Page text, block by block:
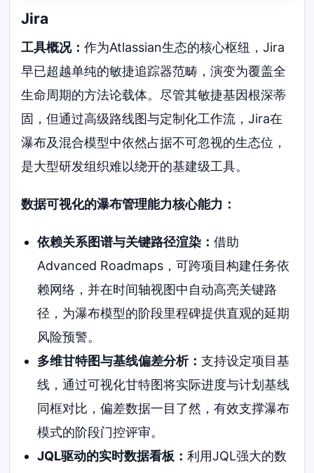
Jira
工具概况：作为Atlassian生态的核心枢纽，Jira
早已超越单纯的敏捷追踪器范畴，演变为覆盖全
生命周期的方法论载体。尽管其敏捷基因根深蒂
固，但通过高级路线图与定制化工作流，Jira在
瀑布及混合模型中依然占据不可忽视的生态位，
是大型研发组织难以绕开的基建级工具。
数据可视化的瀑布管理能力核心能力：
依赖关系图谱与关键路径渲染： 借助
Advanced Roadmaps，可跨项目构建任务依
赖网络，并在时间轴视图中自动高亮关键路
径，为瀑布模型的阶段里程碑提供直观的延期
风险预警。
多维甘特图与基线偏差分析： 支持设定项目基
线，通过可视化甘特图将实际进度与计划基线
同框对比，偏差数据一目了然，有效支撑瀑布
模式的阶段门控评审。
JQL驱动的实时数据看板： 利用JQL强大的数